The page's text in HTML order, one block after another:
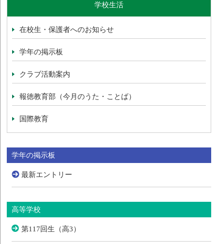
学校生活
在校生・保護者へのお知らせ
学年の掲示板
クラブ活動案内
報徳教育部（今月のうた・ことば）
国際教育
学年の掲示板
最新エントリー
高等学校
第117回生（高3）